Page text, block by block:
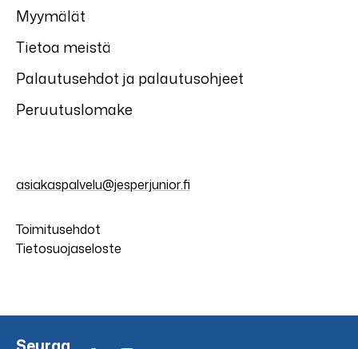
Myymälät
Tietoa meistä
Palautusehdot ja palautusohjeet
Peruutuslomake
asiakaspalvelu@jesperjunior.fi
Toimitusehdot
Tietosuojaseloste